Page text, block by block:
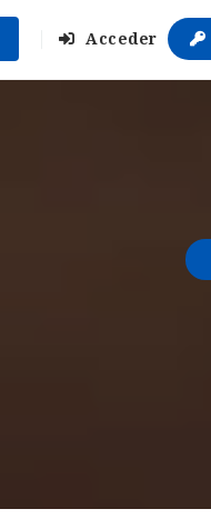
Acceder